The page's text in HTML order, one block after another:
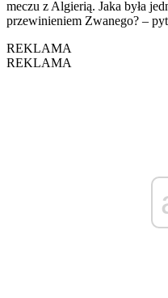
meczu z Algierią. Jaka była
przewinieniem Zwanego? –
REKLAMA
REKLAMA